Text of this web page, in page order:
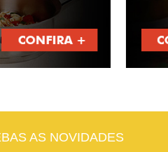
AS NOVIDADES